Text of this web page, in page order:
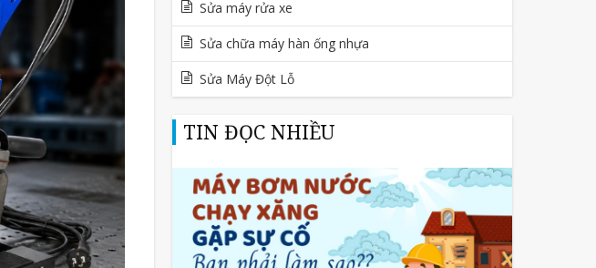
Sửa máy rửa xe
Sửa chữa máy hàn ống nhựa
Sửa Máy Đột Lỗ
TIN ĐỌC NHIỀU